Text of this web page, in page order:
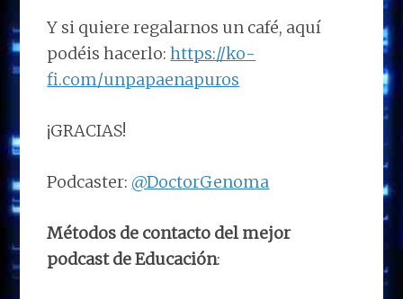
Y si quiere regalarnos un café, aquí
podéis hacerlo:https://ko-
fi.com/unpapaenapuros
¡GRACIAS!
Podcaster: @DoctorGenoma
Métodos de contacto del mejor
podcast de Educación: